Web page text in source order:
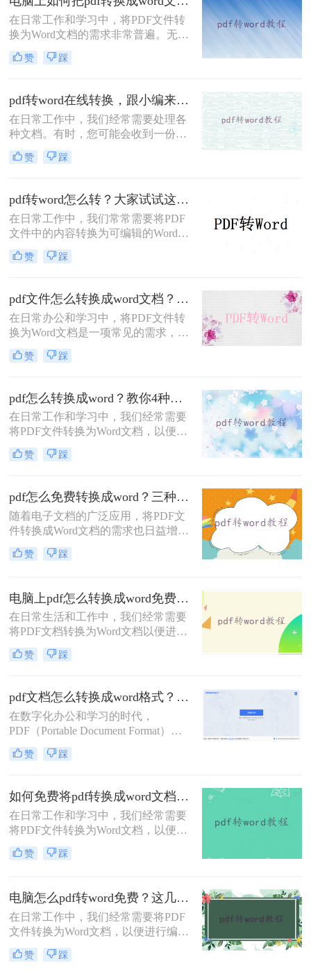
三种免费的PDF转Word方法。
在日常工作和学习中，将PDF文件转
换为Word文档的需求非常普遍。无论
是为了编辑文本，还是为了重新排
版，将PDF转换为Word都能带来很大
word文档呢？本文将详细介绍四种在
电脑上将PDF转换为Word的方法。
赞 踩
pdf转word在线转换，跟小编来学习吧
在日常工作中，我们经常需要处理各
种文档。有时，您可能会收到一份
PDF格式的文件，但为了进一步编辑
或修改，您需要将其转换为Word格
展，现在有许多在线工具可以轻松实
现PDF到Word的转换，无需安装任何
软件。本文将向您介绍如何使用这些
在线服务来完成转换，并提供一些选
择在线转换工具时应考虑的因素。
赞 踩
pdf转word怎么转？大家试试这三种转换方法！
在日常工作中，我们常常需要将PDF
文件中的内容转换为可编辑的Word文
档，以便于修改或重新排版。幸运的
是，随着技术的发展，现在有多种方
那么pdf转word怎么转呢？本文将介绍
三种常见的PDF转Word的方法，包括
在线转换工具、使用Microsoft Office
以及专业软件转换。
赞 踩
pdf文件怎么转换成word文档？这4个好用的方法千万别错过！
在日常办公和学习中，将PDF文件转
换为Word文档是一项常见的需求，以
便进行编辑、修改或格式调整。虽然
PDF格式因其跨平台兼容性和内容稳
内容时，Word文档提供了更大的灵活
性和便利性。那么pdf文件怎么转换成
word文档呢？本文将介绍四种将PDF
文件转换为Word文档的实用方法，帮
助您轻松应对这一需求。
赞 踩
pdf怎么转换成word？教你4种实用转换方法！
在日常工作和学习中，我们经常需要
将PDF文件转换为Word文档，以便进
行编辑、修改或格式调整。
PDF（Portable Document Format）因
欢迎，但Word文档则提供了更灵活的
编辑功能。那么pdf怎么转换成word
呢？本文将详细介绍几种将PDF转换
成Word的高效方法，帮助用户轻松应
对这一需求。
赞 踩
pdf怎么免费转换成word？三种方法任你选择！
随着电子文档的广泛应用，将PDF文
件转换成Word文档的需求也日益增
长。虽然有一些付费软件能够提供高
质量的转换效果，但对于一些用户来
以下是三种将PDF文件免费转换成
Word文档的方法，让您无需付费即可
实现格式转换。
赞 踩
电脑上pdf怎么转换成word免费？分享3种方法简单易学！
在日常生活和工作中，我们经常需要
将PDF文档转换为Word文档以便进行
编辑、修改或格式调整。尽管市面上
有许多专业的转换软件，但也有一些
求。那么电脑上pdf怎么转换成word免
费呢？以下是三种免费将PDF转换成
Word的方法。
赞 踩
pdf文档怎么转换成word格式？这4种转换方法快来看！
在数字化办公和学习的时代，
PDF（Portable Document Format）因
其跨平台、保持文档原貌的特性而广
受欢迎。然而，有时我们需要对PDF
为Word格式就显得尤为重要。那么
pdf文档怎么转换成word格式呢？本文
将详细介绍几种将PDF文档转换成
Word格式的方法，帮助用户轻松完成
转换工作。
赞 踩
如何免费将pdf转换成word文档？分享两个实用转换方法！
在日常工作和学习中，我们经常需要
将PDF文件转换为Word文档，以便进
行编辑、修改或格式调整。虽然市面
上有许多专业的PDF转Word工具，但
可以实现PDF到Word的转换。那么如
何免费将pdf转换成word文档呢？本文
将详细介绍几种免费将PDF转换成
Word文档的方法，帮助用户轻松完成
转换任务。
赞 踩
电脑怎么pdf转word免费？这几个转换方法快来看看！
在日常工作中，我们经常需要将PDF
文件转换为Word文档，以便进行编辑
或进一步处理。虽然市面上有许多专
业的软件和服务可以实现这一转换，
赞 踩